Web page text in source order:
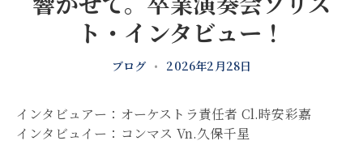
ト・インタビュー！
ブログ • 2026年2月28日
インタビュアー：オーケストラ責任者 Cl.時安彩嘉
インタビュイー：コンマス Vn.久保千星